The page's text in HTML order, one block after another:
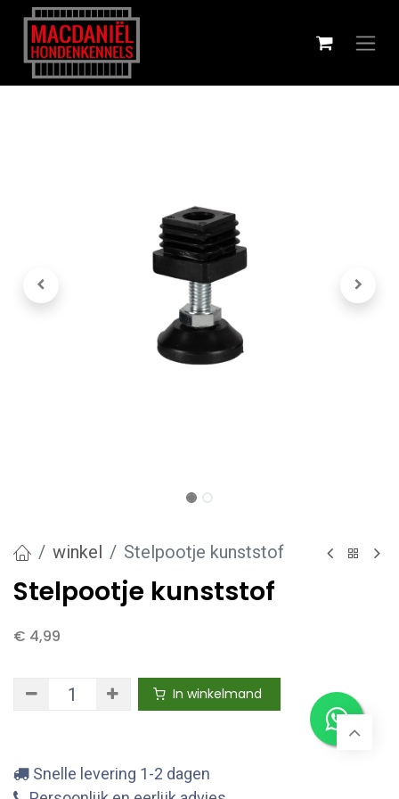
winkel Stelpootje kunststof
Stelpootje kunststof
€ 4,99
In winkelmand
Snelle levering 1-2 dagen